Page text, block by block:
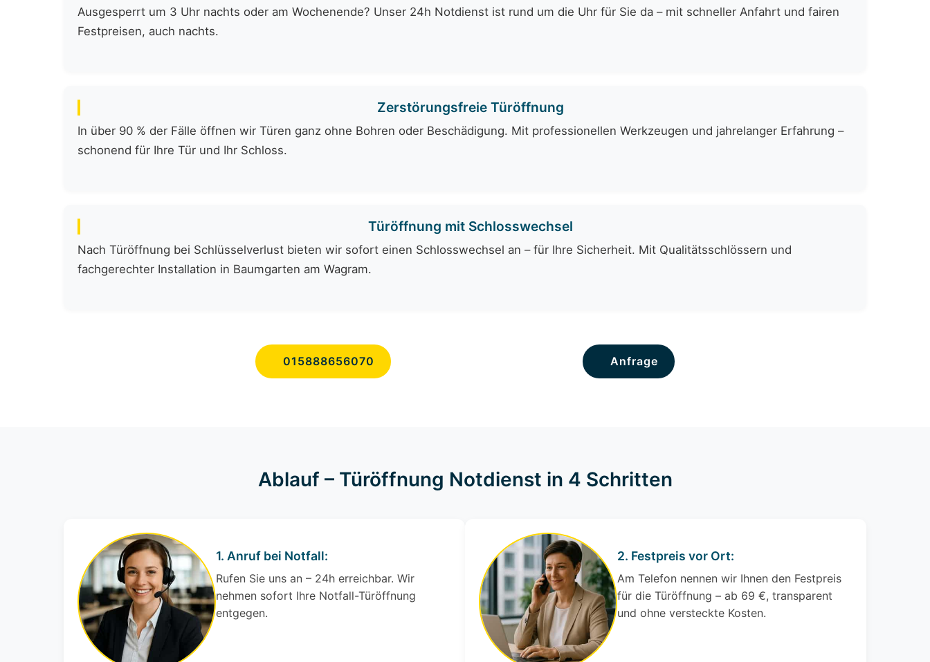
Ausgesperrt um 3 Uhr nachts oder am Wochenende? Unser 24h Notdienst ist rund um die Uhr für Sie da – mit schneller Anfahrt und fairen
Festpreisen, auch nachts.
Zerstörungsfreie Türöffnung
In über 90 % der Fälle öffnen wir Türen ganz ohne Bohren oder Beschädigung. Mit professionellen Werkzeugen und jahrelanger Erfahrung –
schonend für Ihre Tür und Ihr Schloss.
Türöffnung mit Schlosswechsel
Nach Türöffnung bei Schlüsselverlust bieten wir sofort einen Schlosswechsel an – für Ihre Sicherheit. Mit Qualitätsschlössern und
fachgerechter Installation in Baumgarten am Wagram.
015888656070 Anfrage
Ablauf – Türöffnung Notdienst in 4 Schritten
1. Anruf bei Notfall:
Rufen Sie uns an – 24h erreichbar. Wir
nehmen sofort Ihre Notfall-Türöffnung
entgegen.
2. Festpreis vor Ort:
Am Telefon nennen wir Ihnen den Festpreis
für die Türöffnung – ab 69 €, transparent
und ohne versteckte Kosten.